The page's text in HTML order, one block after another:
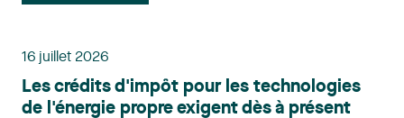
Belle-Isle est associée au sein du groupe de droit
principalement sur le droit de l’environnement,
du territoire. Elle conseille et représente une
clientèle publique et privée dans le cadre d’enjeux
16 juillet 2026
Les crédits d'impôt pour les technologies
de l'énergie propre exigent dès à présent